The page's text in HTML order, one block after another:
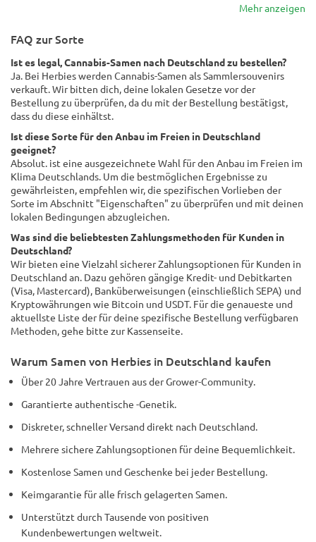
Mehr anzeigen
FAQ zur Sorte
Ist es legal, Cannabis-Samen nach Deutschland zu bestellen?
Ja. Bei Herbies werden Cannabis-Samen als Sammlersouvenirs
verkauft. Wir bitten dich, deine lokalen Gesetze vor der
Bestellung zu überprüfen, da du mit der Bestellung bestätigst,
dass du diese einhältst.
Ist diese Sorte für den Anbau im Freien in Deutschland
geeignet?
Absolut. ist eine ausgezeichnete Wahl für den Anbau im Freien im
Klima Deutschlands. Um die bestmöglichen Ergebnisse zu
gewährleisten, empfehlen wir, die spezifischen Vorlieben der
Sorte im Abschnitt "Eigenschaften" zu überprüfen und mit deinen
lokalen Bedingungen abzugleichen.
Was sind die beliebtesten Zahlungsmethoden für Kunden in
Deutschland?
Wir bieten eine Vielzahl sicherer Zahlungsoptionen für Kunden in
Deutschland an. Dazu gehören gängige Kredit- und Debitkarten
(Visa, Mastercard), Banküberweisungen (einschließlich SEPA) und
Kryptowährungen wie Bitcoin und USDT. Für die genaueste und
aktuellste Liste der für deine spezifische Bestellung verfügbaren
Methoden, gehe bitte zur Kassenseite.
Warum Samen von Herbies in Deutschland kaufen
Über 20 Jahre Vertrauen aus der Grower-Community.
Garantierte authentische -Genetik.
Diskreter, schneller Versand direkt nach Deutschland.
Mehrere sichere Zahlungsoptionen für deine Bequemlichkeit.
Kostenlose Samen und Geschenke bei jeder Bestellung.
Keimgarantie für alle frisch gelagerten Samen.
Unterstützt durch Tausende von positiven
Kundenbewertungen weltweit.